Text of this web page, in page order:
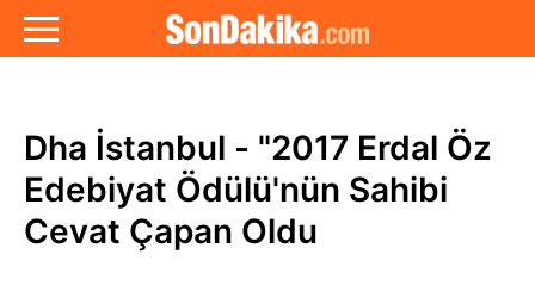
Dha İstanbul - "2017 Erdal Öz
Edebiyat Ödülü'nün Sahibi
Cevat Çapan Oldu